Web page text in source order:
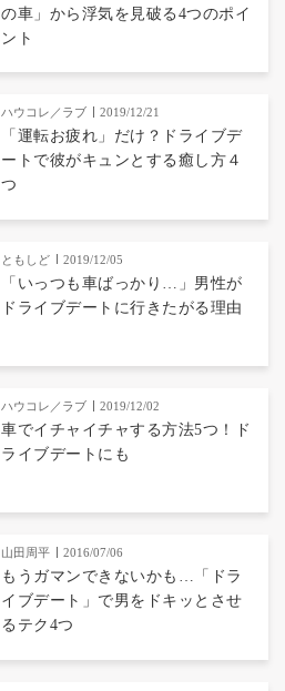
の車」から浮気を見破る4つのポイ
ント
ハウコレ／ラブ 2019/12/21
「運転お疲れ」だけ？ドライブデ
ートで彼がキュンとする癒し方４
つ
ともしど 2019/12/05
「いっつも車ばっかり…」男性が
ドライブデートに行きたがる理由
ハウコレ／ラブ 2019/12/02
車でイチャイチャする方法5つ！ド
ライブデートにも
山田周平 2016/07/06
もうガマンできないかも…「ドラ
イブデート」で男をドキッとさせ
るテク4つ